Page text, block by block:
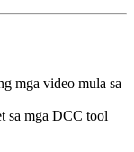
mga video mula sa
sa mga DCC tool